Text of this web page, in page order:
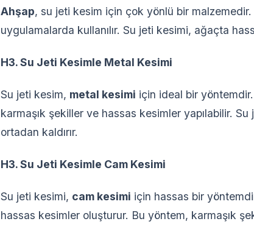
Ahşap, su jeti kesim için çok yönlü bir
uygulamalarda kullanılır. Su jeti kesimi, ağaçta
H3. Su Jeti Kesimle Metal Kesimi
Su jeti kesim, metal kesimi için ideal bir
karmaşık şekiller ve hassas kesimler yapılabilir.
ortadan kaldırır.
H3. Su Jeti Kesimle Cam Kesimi
Su jeti kesimi, cam kesimi için hassas bir
hassas kesimler oluşturur. Bu yöntem, karmaşık